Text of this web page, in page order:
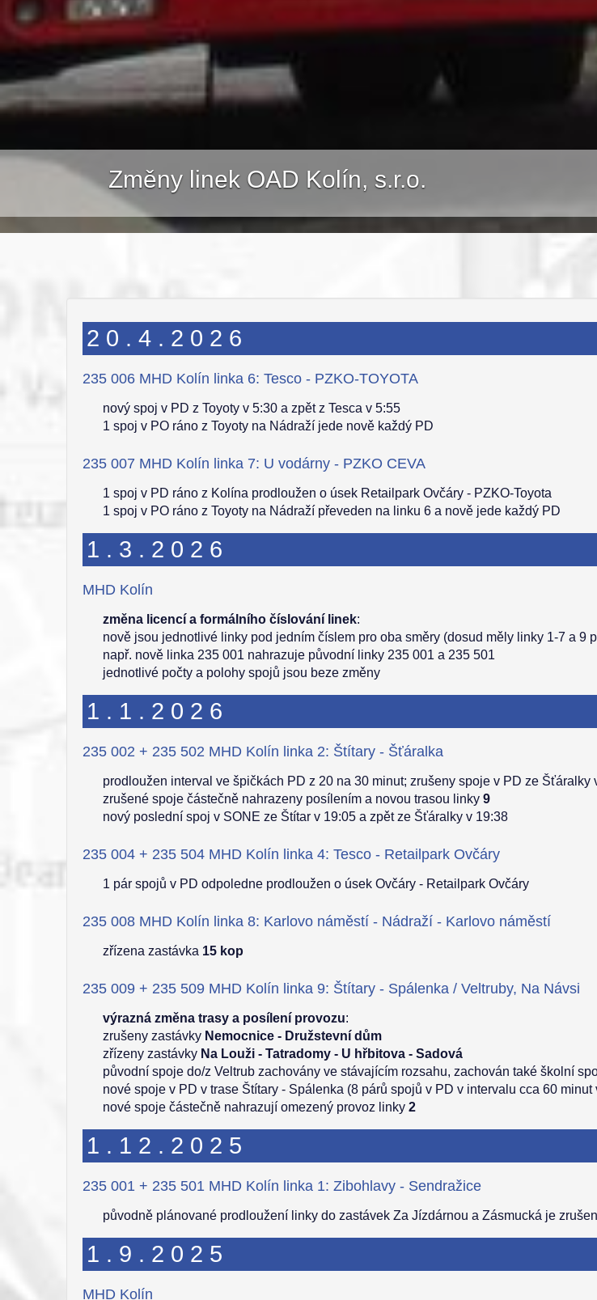
Změny linek OAD Kolín, s.r.o.
20.4.2026
235 006 MHD Kolín linka 6: Tesco - PZKO-TOYOTA
nový spoj v PD z Toyoty v 5:30 a zpět z Tesca v 5:55
1 spoj v PO ráno z Toyoty na Nádraží jede nově každý PD
235 007 MHD Kolín linka 7: U vodárny - PZKO CEVA
1 spoj v PD ráno z Kolína prodloužen o úsek Retailpark Ovčáry - PZKO-Toyota
1 spoj v PO ráno z Toyoty na Nádraží převeden na linku 6 a nově jede každý PD
1.3.2026
MHD Kolín
změna licencí a formálního číslování linek:
nově jsou jednotlivé linky pod jedním číslem pro oba směry (dosud měly linky 1-7 a 9
např. nově linka 235 001 nahrazuje původní linky 235 001 a 235 501
jednotlivé počty a polohy spojů jsou beze změny
1.1.2026
235 002 + 235 502 MHD Kolín linka 2: Štítary - Šťáralka
prodloužen interval ve špičkách PD z 20 na 30 minut; zrušeny spoje v PD ze Šťáralky
zrušené spoje částečně nahrazeny posílením a novou trasou linky9
nový poslední spoj v SONE ze Štítar v 19:05 a zpět ze Šťáralky v 19:38
235 004 + 235 504 MHD Kolín linka 4: Tesco - Retailpark Ovčáry
1 pár spojů v PD odpoledne prodloužen o úsek Ovčáry - Retailpark Ovčáry
235 008 MHD Kolín linka 8: Karlovo náměstí - Nádraží - Karlovo náměstí
zřízena zastávka 15 kop
235 009 + 235 509 MHD Kolín linka 9: Štítary - Spálenka / Veltruby, Na Návsi
výrazná změna trasy a posílení provozu:
zrušeny zastávky Nemocnice - Družstevní dům
zřízeny zastávky Na Louži - Tatradomy - U hřbitova - Sadová
původní spoje do/z Veltrub zachovány ve stávajícím rozsahu, zachován také školní
nové spoje v PD v trase Štítary - Spálenka (8 párů spojů v PD v intervalu cca 60
nové spoje částečně nahrazují omezený provoz linky2
1.12.2025
235 001 + 235 501 MHD Kolín linka 1: Zibohlavy - Sendražice
původně plánované prodloužení linky do zastávek Za Jízdárnou a Zásmucká je
1.9.2025
MHD Kolín